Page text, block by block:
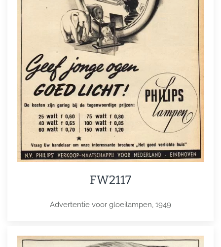
FW2117
Advertentie voor gloeilampen, 1949